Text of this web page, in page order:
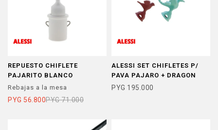
REPUESTO CHIFLETE
PAJARITO BLANCO
Rebajas a la mesa
PYG 56.800PYG 71.000
ALESSI SET CHIFLETES P/
PAVA PAJARO + DRAGON
PYG 195.000